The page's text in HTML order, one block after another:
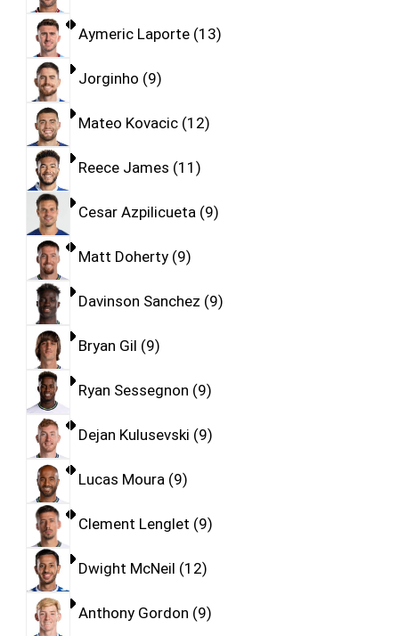
Aymeric Laporte 13
Jorginho 9
Mateo Kovacic 12
Reece James 11
Cesar Azpilicueta 9
Matt Doherty 9
Davinson Sanchez 9
Bryan Gil 9
Ryan Sessegnon 9
Dejan Kulusevski 9
Lucas Moura 9
Clement Lenglet 9
Dwight McNeil 12
Anthony Gordon 9